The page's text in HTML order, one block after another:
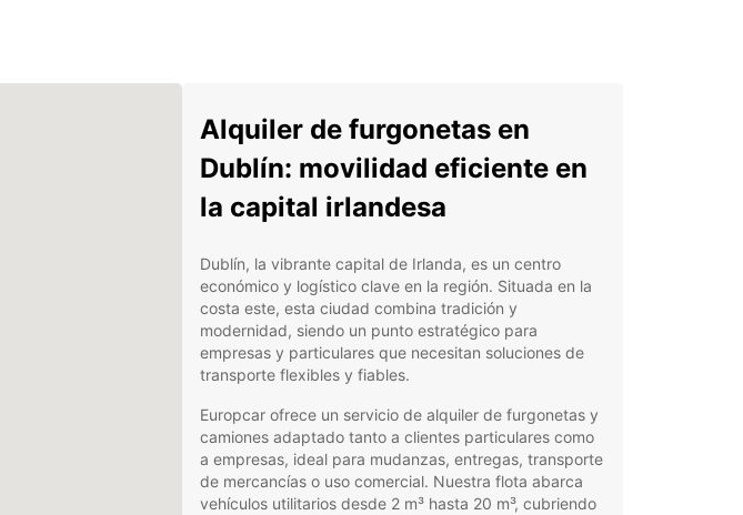
Alquiler de furgonetas en
Dublín: movilidad eficiente en
la capital irlandesa
Dublín, la vibrante capital de Irlanda, es un centro
económico y logístico clave en la región. Situada en la
costa este, esta ciudad combina tradición y
modernidad, siendo un punto estratégico para
empresas y particulares que necesitan soluciones de
transporte flexibles y fiables.
Europcar ofrece un servicio de alquiler de furgonetas y
camiones adaptado tanto a clientes particulares como
a empresas, ideal para mudanzas, entregas, transporte
de mercancías o uso comercial. Nuestra flota abarca
vehículos utilitarios desde 2 m³ hasta 20 m³, cubriendo